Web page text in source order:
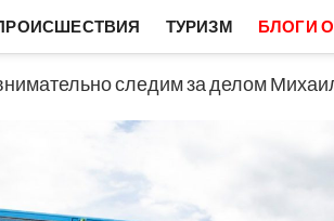
ТУРИЗМ БЛОГИ
следим за делом